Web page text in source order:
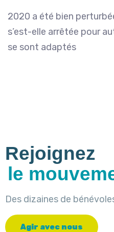
2020 a été bien
s’est-elle arrêtée pour
se sont adaptés
Rejoignez
le
Des dizaines de
Agir avec nous